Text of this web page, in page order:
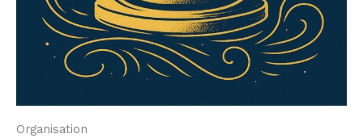
Organisation